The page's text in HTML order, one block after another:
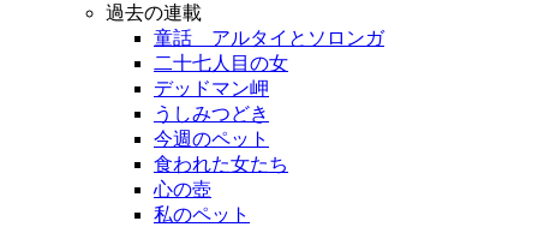
過去の連載
童話 アルタイとソロンガ
二十七人目の女
デッドマン岬
うしみつどき
今週のペット
食われた女たち
心の壺
私のペット